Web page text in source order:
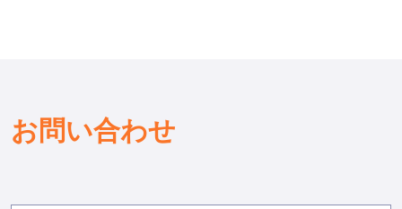
お問い合わせ